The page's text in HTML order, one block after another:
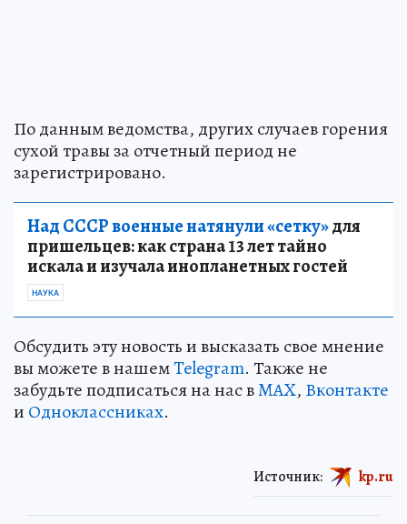
По данным ведомства, других случаев горения
сухой травы за отчетный период не
зарегистрировано.
Над СССР военные натянули «сетку»для
пришельцев: как страна 13 лет тайно
искала и изучала инопланетных гостей
НАУКА
Обсудить эту новость и высказать свое мнение
вы можете в нашемTelegram. Также не
забудьте подписаться на нас вMAX, Вконтакте
и Одноклассниках.
Источник: kp.ru